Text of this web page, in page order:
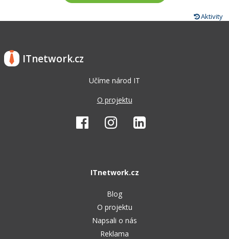
Aktivity
ITnetwork.cz
Učíme národ IT
O projektu
ITnetwork.cz
Blog
O projektu
Napsali o nás
Reklama